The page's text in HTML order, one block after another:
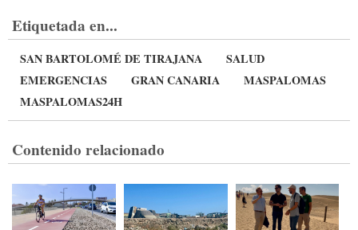
Etiquetada en...
SAN BARTOLOMÉ DE TIRAJANA
SALUD
EMERGENCIAS
GRAN CANARIA
MASPALOMAS
MASPALOMAS24H
Contenido relacionado